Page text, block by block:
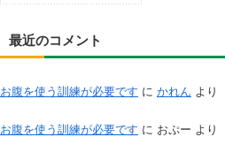
最近のコメント
お腹を使う訓練が必要です に かれん より
お腹を使う訓練が必要です に おぷー より